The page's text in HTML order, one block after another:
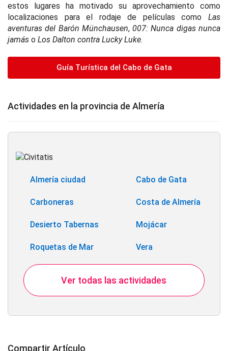
estos lugares ha motivado su aprovechamiento como
localizaciones para el rodaje de películas como Las
aventuras del Barón Münchausen, 007: Nunca digas nunca
jamás o Los Dalton contra Lucky Luke.
Guía Turística del Cabo de Gata
Actividades en la provincia de Almería
Almería ciudad Cabo de Gata
Carboneras Costa de Almería
Desierto Tabernas Mojácar
Roquetas de Mar Vera
Ver todas las actividades
Compartir Artículo